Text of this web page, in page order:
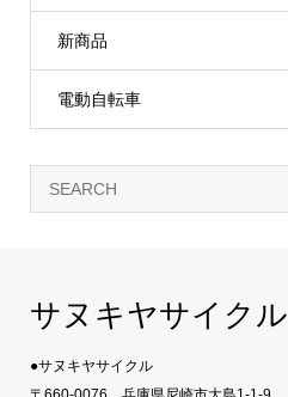
新商品
電動自転車
サヌキヤサイクル
●サヌキヤサイクル